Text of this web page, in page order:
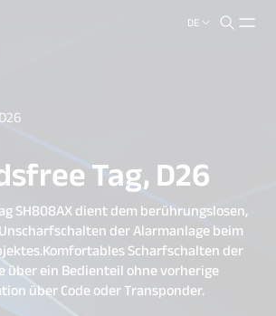
DE
Tag, D26
SH808AX dient dem berührungslosen,
der Alarmanlage beim
Scharfschalten der
über ein Bedienteil ohne vorherige
über Code oder Transponder.